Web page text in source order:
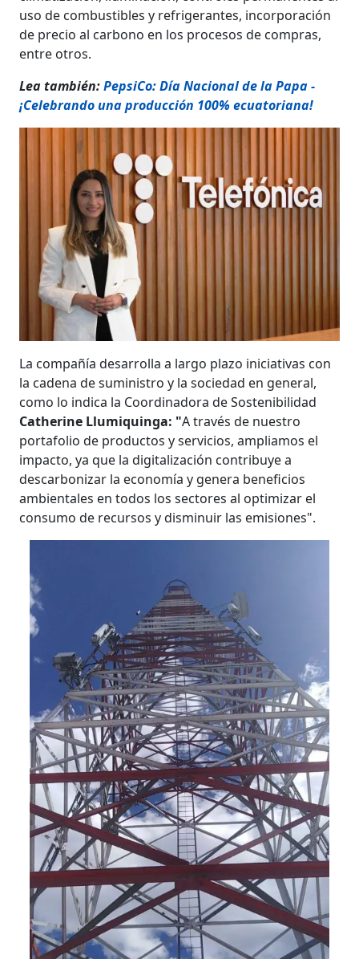
uso de combustibles y refrigerantes, incorporación
de precio al carbono en los procesos de compras,
entre otros.
Lea también:PepsiCo: Día Nacional de la Papa -
¡Celebrando una producción 100% ecuatoriana!
La compañía desarrolla a largo plazo iniciativas con
la cadena de suministro y la sociedad en general,
como lo indica la Coordinadora de Sostenibilidad
Catherine Llumiquinga: "A través de nuestro
portafolio de productos y servicios, ampliamos el
impacto, ya que la digitalización contribuye a
descarbonizar la economía y genera beneficios
ambientales en todos los sectores al optimizar el
consumo de recursos y disminuir las emisiones".